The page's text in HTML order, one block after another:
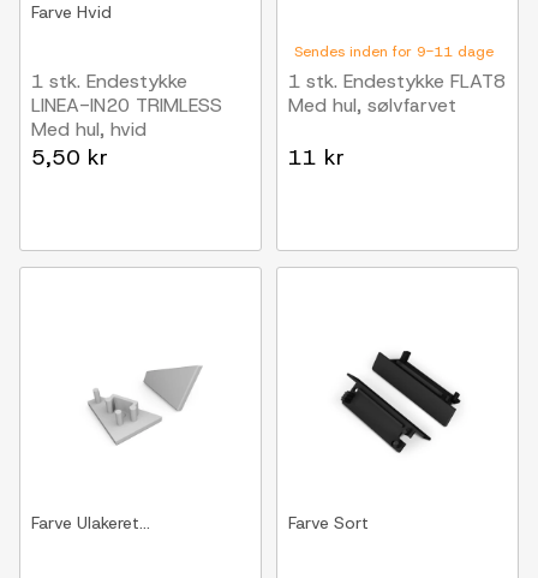
Farve Hvid
1 stk. Endestykke
LINEA-IN20 TRIMLESS
Med hul, hvid
5,50 kr
Sendes inden for 9-11 dage
1 stk. Endestykke FLAT8
Med hul, sølvfarvet
11 kr
Farve Ulakeret... Farve Sort